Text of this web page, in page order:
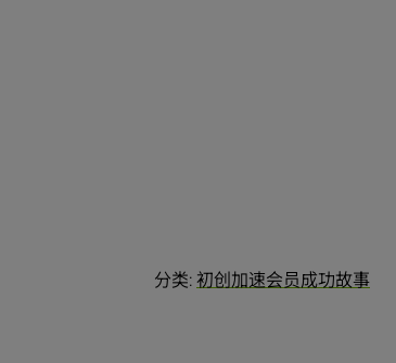
分类: 初创加速会员成功故事